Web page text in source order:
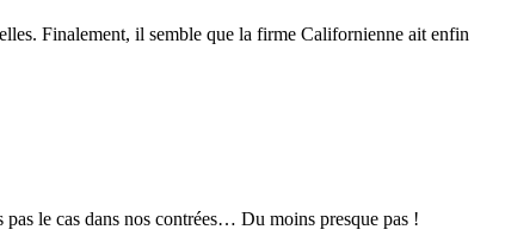
Finalement, il semble que la firme Californienne ait enfin
le cas dans nos contrées… Du moins presque pas !